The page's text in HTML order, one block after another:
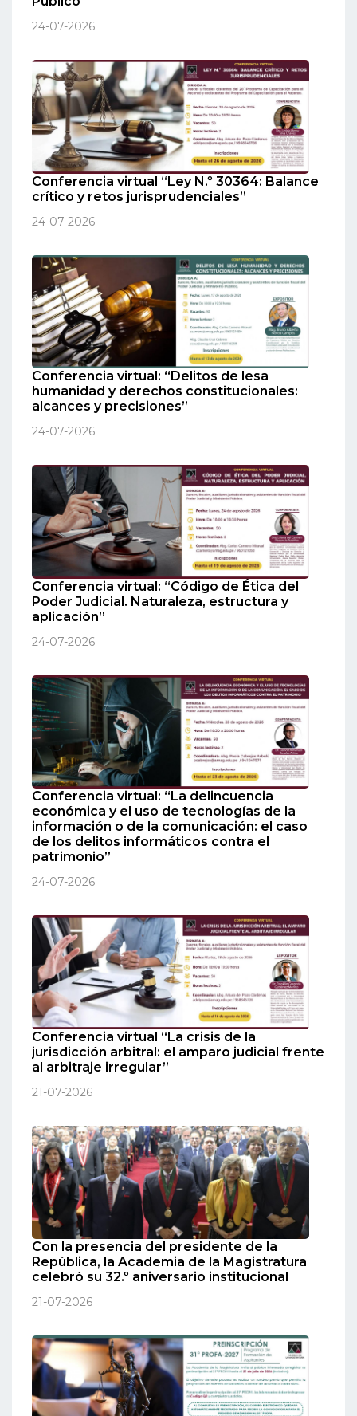
24-07-2026
Conferencia virtual “Ley N.º 30364: Balance
crítico y retos jurisprudenciales”
24-07-2026
Conferencia virtual: “Delitos de lesa
humanidad y derechos constitucionales:
alcances y precisiones”
24-07-2026
Conferencia virtual: “Código de Ética del
Poder Judicial. Naturaleza, estructura y
aplicación”
24-07-2026
Conferencia virtual: “La delincuencia
económica y el uso de tecnologías de la
información o de la comunicación: el caso
de los delitos informáticos contra el
patrimonio”
24-07-2026
Conferencia virtual “La crisis de la
jurisdicción arbitral: el amparo judicial frente
al arbitraje irregular”
21-07-2026
Con la presencia del presidente de la
República, la Academia de la Magistratura
celebró su 32.º aniversario institucional
21-07-2026